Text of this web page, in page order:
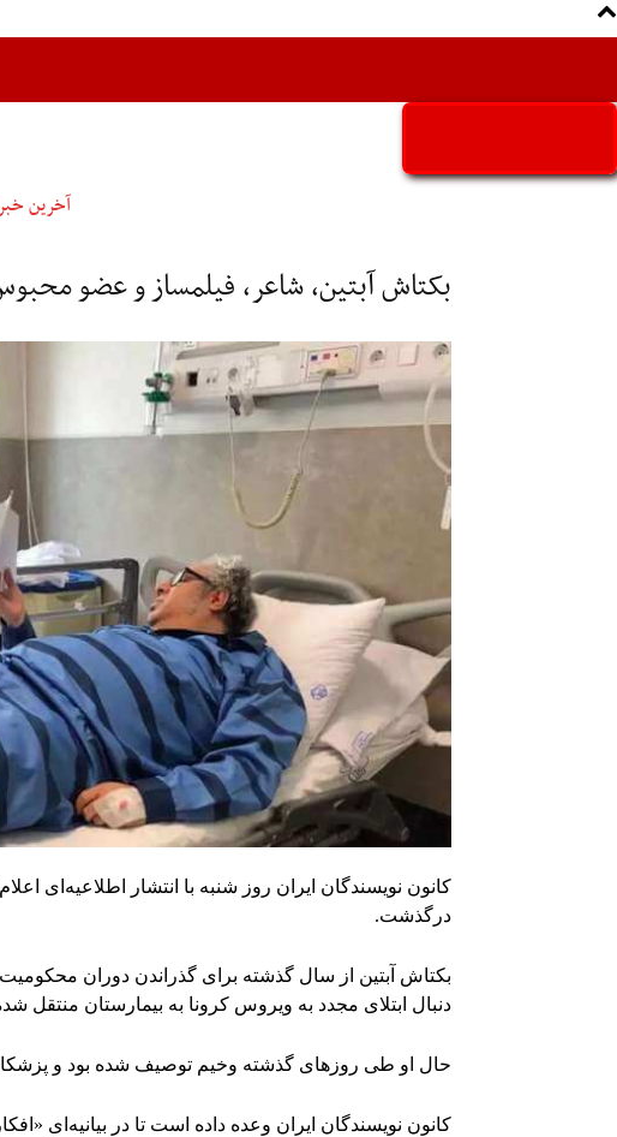
آخرین
بکتاش آبتین، شاعر، فیلمساز و عضو
کانون نویسندگان ایران روز شنبه با انتشار اطلاعیه‌ای
درگذشت.
بکتاش آبتین از سال گذشته برای گذراندن دوران
دنبال ابتلای مجدد به ویروس کرونا به بیمارستان منتقل
حال او طی روزهای گذشته وخیم توصیف شده بود و
کانون نویسندگان ایران وعده داده است تا در بیانیه‌ای